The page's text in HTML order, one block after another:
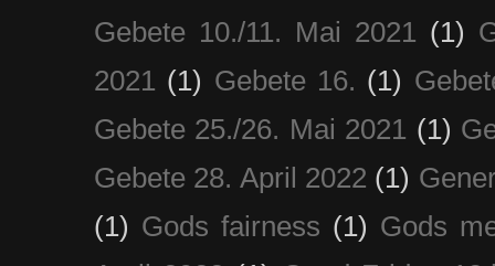
Gebete 10./11. Mai 2021 (1)
2021 (1) Gebete 16. (1)
Gebete 25./26. Mai 2021 (1)
Gebete 28. April 2022 (1)
(1) Gods fairness (1) Gods